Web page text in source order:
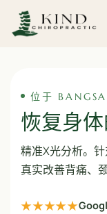
位于
恢复身
精准X光分析。
真实改善背痛、
★★★★★